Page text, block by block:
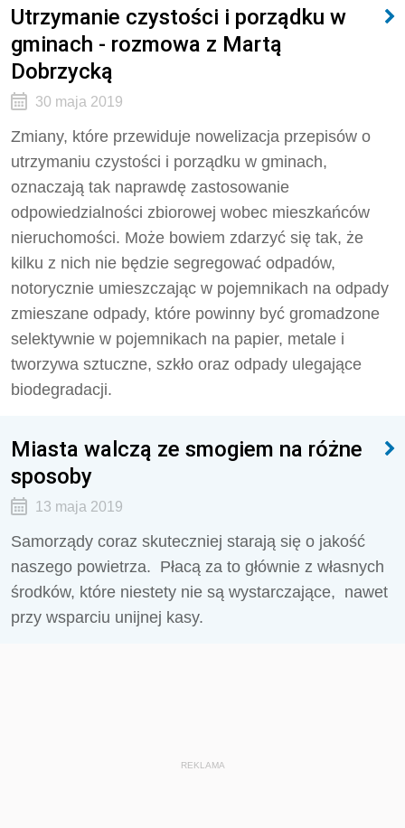
Utrzymanie czystości i porządku w
gminach - rozmowa z Martą
Dobrzycką
30 maja 2019
Zmiany, które przewiduje nowelizacja przepisów o
utrzymaniu czystości i porządku w gminach,
oznaczają tak naprawdę zastosowanie
odpowiedzialności zbiorowej wobec mieszkańców
nieruchomości. Może bowiem zdarzyć się tak, że
kilku z nich nie będzie segregować odpadów,
notorycznie umieszczając w pojemnikach na odpady
zmieszane odpady, które powinny być gromadzone
selektywnie w pojemnikach na papier, metale i
tworzywa sztuczne, szkło oraz odpady ulegające
biodegradacji.
Miasta walczą ze smogiem na różne
sposoby
13 maja 2019
Samorządy coraz skuteczniej starają się o jakość
naszego powietrza. Płacą za to głównie z własnych
środków, które niestety nie są wystarczające, nawet
przy wsparciu unijnej kasy.
REKLAMA